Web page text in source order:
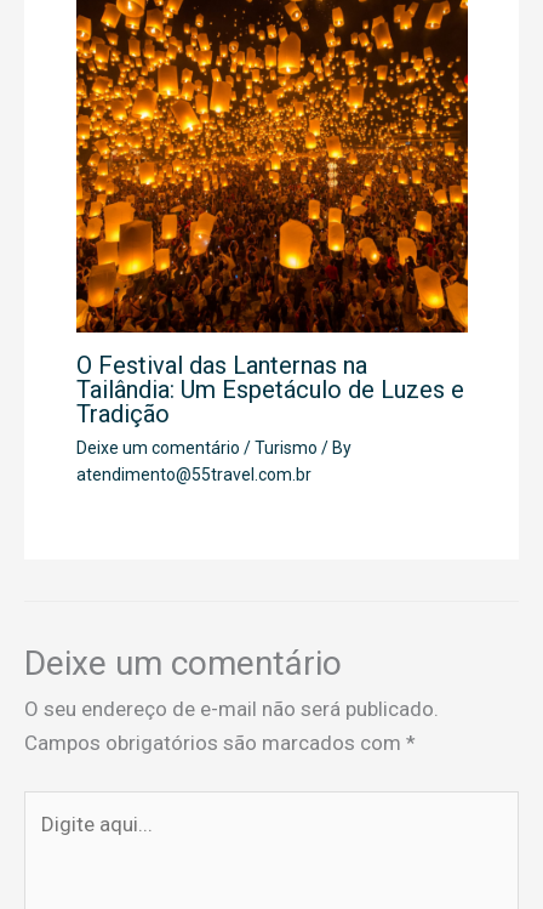
O Festival das Lanternas na
Tailândia: Um Espetáculo de Luzes e
Tradição
Deixe um comentário /Turismo / By
atendimento@55travel.com.br
Deixe um comentário
O seu endereço de e-mail não será publicado.
Campos obrigatórios são marcados com *
aqui...